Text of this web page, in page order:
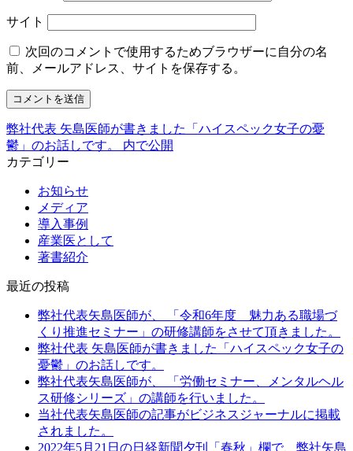
サイト
次回のコメントで使用するためブラウザーに自分の名
前、メールアドレス、サイトを保存する。
投
稿
シ
弊社代表 矢島医師が書きました「ハイスペック女子の憂
鬱」のお話しです。
内で公開
カテゴリー
お知らせ
メディア
導入事例
産業医として
著書紹介
最近の投稿
弊社代表矢島医師が、 「令和6年度 魅力ある職場づ
くり推進セミナー」の研修講師をさせて頂きました。
弊社代表 矢島医師が書きました「ハイスペック女子の
憂鬱」のお話しです。
弊社代表矢島医師が、 「労働セミナー、メンタルヘル
ス研修シリーズ」の講師を行いました。
当社代表矢島医師の記事がビジネスジャーナルに掲載
されました。
2022年5月21日の日経新聞夕刊「春秋」欄で、弊社矢島